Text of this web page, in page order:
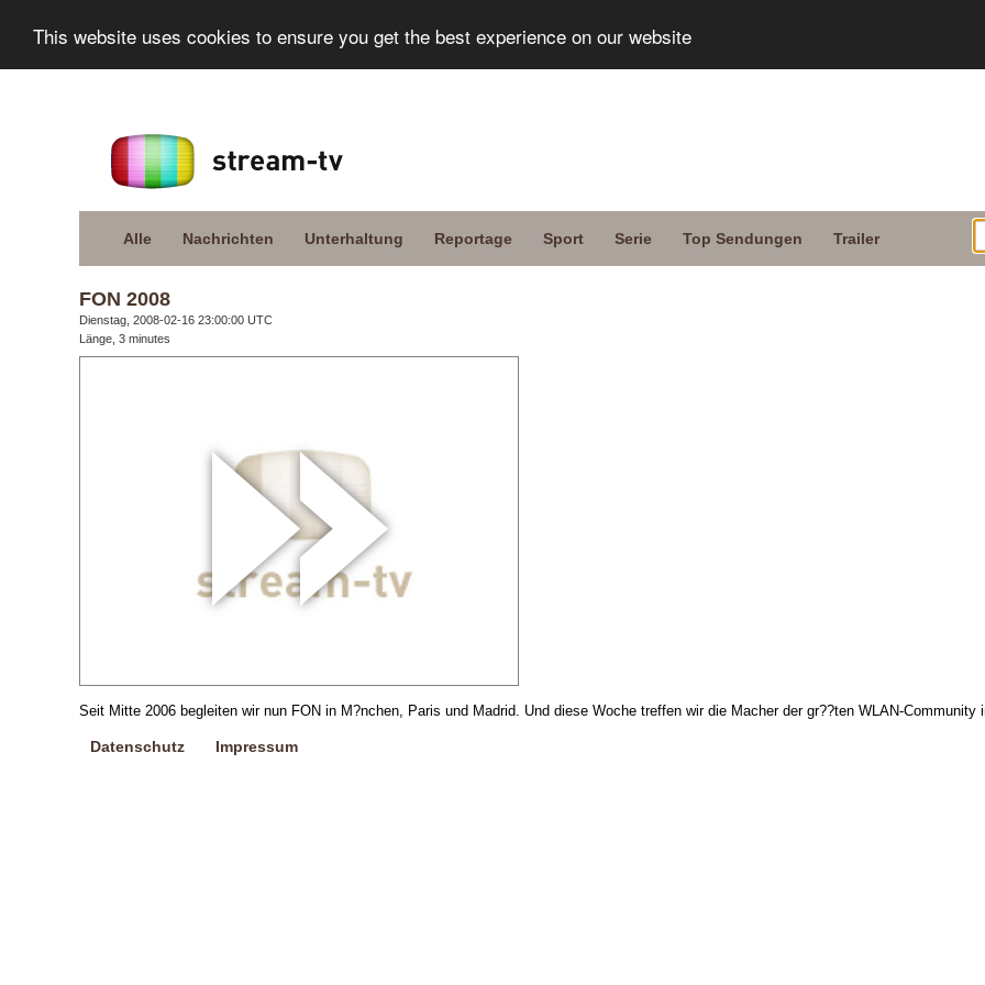
This website uses cookies to ensure you get the best experience on our website
Alle Nachrichten Unterhaltung Reportage Sport Serie Top Sendungen Trailer
FON 2008
Dienstag, 2008-02-16 23:00:00 UTC
Länge, 3 minutes
Seit Mitte 2006 begleiten wir nun FON in M?nchen, Paris und Madrid. Und diese Woche treffen wir die Macher der gr??ten WLAN-Community
Datenschutz Impressum